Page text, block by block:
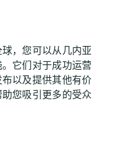
，您可以从几内亚
它们对于成功运营
以及提供其他有价
您吸引更多的受众